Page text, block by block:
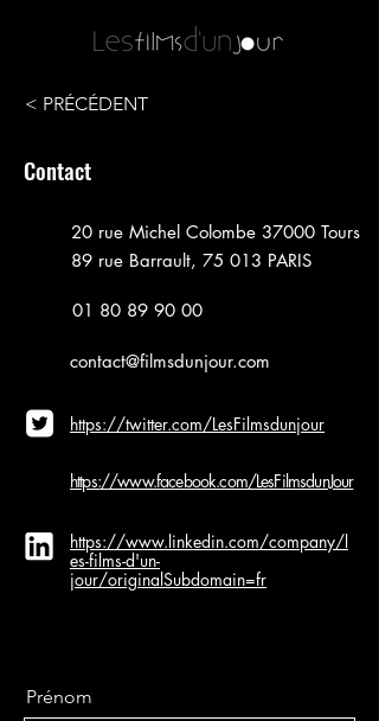
< PRÉCÉDENT
Contact
20 rue Michel Colombe 37000 Tours
89 rue Barrault, 75 013 PARIS
01 80 89 90 00
contact@filmsdunjour.com
https://twitter.com/LesFilmsdunjour
https://www.facebook.com/LesFilmsdunJour
https://www.linkedin.com/company/l
es-films-d'un-
jour/originalSubdomain=fr
Prénom